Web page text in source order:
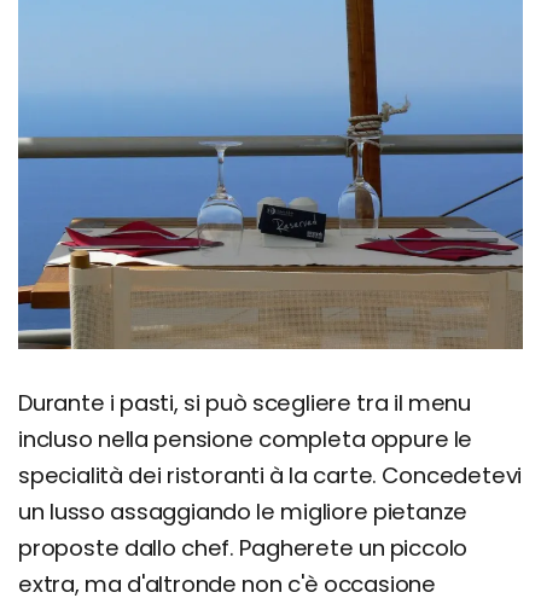
Durante i pasti, si può scegliere tra il menu
incluso nella pensione completa oppure le
specialità dei ristoranti à la carte. Concedetevi
un lusso assaggiando le migliore pietanze
proposte dallo chef. Pagherete un piccolo
extra, ma d'altronde non c'è occasione